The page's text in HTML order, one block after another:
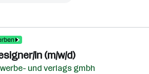
in (m/w/d)
und verlags gmbh